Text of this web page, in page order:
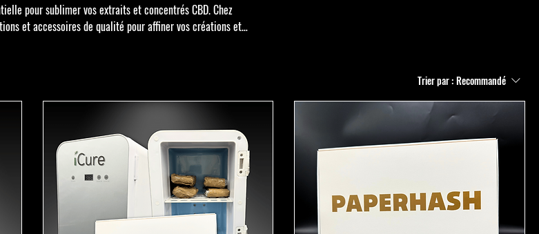
pour sublimer vos extraits et concentrés CBD. Chez
et accessoires de qualité pour affiner vos créations et
Trier par :Recommandé